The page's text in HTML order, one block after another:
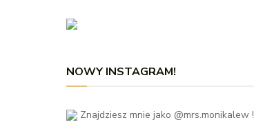
NOWY INSTAGRAM!
Znajdziesz mnie jako @mrs.monikalew !